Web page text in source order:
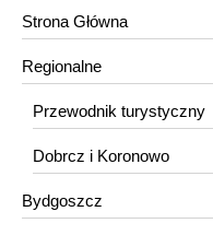
Strona Główna
Regionalne
Przewodnik turystyczny
Dobrcz i Koronowo
Bydgoszcz